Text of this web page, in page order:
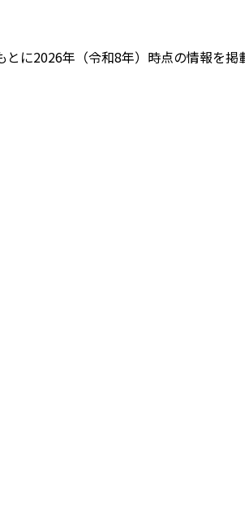
とに2026年（令和8年）時点の情報を掲